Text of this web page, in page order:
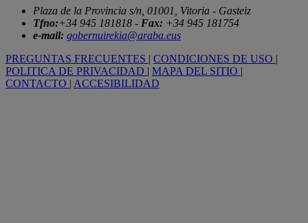
Plaza de la Provincia s/n, 01001, Vitoria - Gasteiz
Tfno:+34 945 181818 - Fax: +34 945 181754
e-mail: gobernuirekia@araba.eus
PREGUNTAS FRECUENTES | CONDICIONES DE USO |
POLITICA DE PRIVACIDAD | MAPA DEL SITIO |
CONTACTO | ACCESIBILIDAD